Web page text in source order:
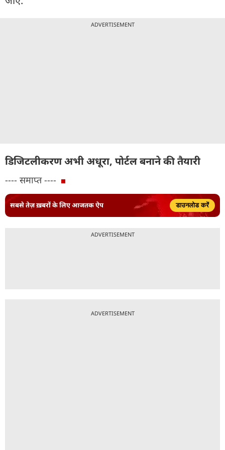
ADVERTISEMENT
डिजिटलीकरण अभी अधूरा, पोर्टल बनाने की तैयारी
---- समाप्त ----
सबसे तेज़ ख़बरों के लिए आजतक ऐप डाउनलोड करें
ADVERTISEMENT
ADVERTISEMENT